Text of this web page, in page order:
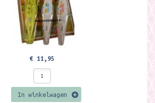
€ 11,95
In winkelwagen